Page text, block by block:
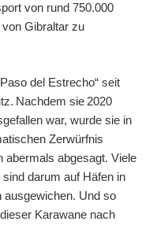
von rund 750.000
Gibraltar zu
del Estrecho“ seit
Nachdem sie 2020
war, wurde sie in
Zerwürfnis
abermals abgesagt. Viele
sind darum auf Häfen in
ausgewichen. Und so
Karawane nach